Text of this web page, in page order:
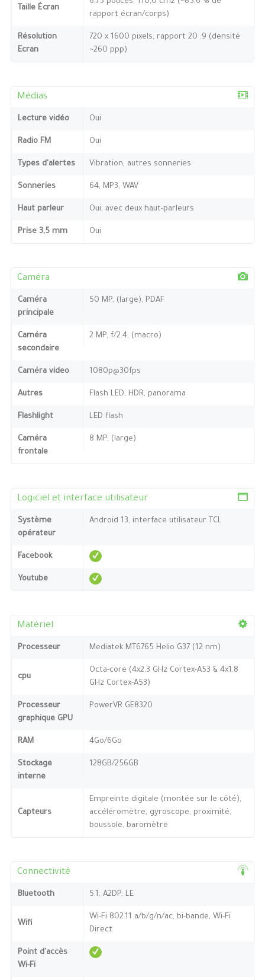
Taille Écran
rapport écran/corps)
Résolution
Ecran
720 x 1600 pixels, rapport 20 :9 (densité
~260 ppp)
Médias
Lecture vidéo Oui
Radio FM Oui
Types d'alertes Vibration, autres sonneries
Sonneries 64, MP3, WAV
Haut parleur Oui, avec deux haut-parleurs
Prise 3,5 mm Oui
Caméra
Caméra
principale
50 MP, (large), PDAF
Caméra
secondaire
2 MP, f/2.4, (macro)
Caméra video 1080p@30fps
Autres Flash LED, HDR, panorama
Flashlight LED flash
Caméra
frontale
8 MP, (large)
Logiciel et interface utilisateur
Système
opérateur
Android 13, interface utilisateur TCL
Facebook
Youtube
Matériel
Processeur Mediatek MT6765 Helio G37 (12 nm)
cpu
Octa-core (4x2.3 GHz Cortex-A53 & 4x1.8
GHz Cortex-A53)
Processeur
graphique GPU
PowerVR GE8320
RAM 4Go/6Go
Stockage
interne
128GB/256GB
Capteurs
Empreinte digitale (montée sur le côté),
accéléromètre, gyroscope, proximité,
boussole, baromètre
Connectivité
Bluetooth 5.1, A2DP, LE
Wifi
Wi-Fi 802.11 a/b/g/n/ac, bi-bande, Wi-Fi
Direct
Point d'accès
Wi-Fi